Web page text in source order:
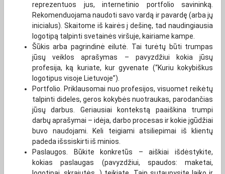
reprezentuos jus, internetinio portfolio savininką.
Rekomenduojama naudoti savo vardą ir pavardę (arba jų
inicialus). Skaitome iš kairės į dešinę, tad naudingiausia
logotipą talpinti svetainės viršuje, kairiame kampe.
Šūkis arba pagrindinė eilutė. Tai turėtų būti trumpas
jūsų veiklos aprašymas – pavyzdžiui kokia jūsų
profesija, ką kuriate, kur gyvenate (“Kuriu kokybiškus
logotipus visoje Lietuvoje”).
Portfolio. Priklausomai nuo profesijos, visuomet reikėtų
talpinti dideles, geros kokybės nuotraukas, parodančias
jūsų darbus. Geriausiai kontekstą paaiškina trumpi
darbų aprašymai – idėja, darbo procesas ir kokie įgūdžiai
buvo naudojami. Keli teigiami atsiliepimai iš klientų
padeda išssiskirti iš minios.
Paslaugos. Būkite konkretūs – aiškiai išdėstykite,
kokias paslaugas (pavyzdžiui, spaudos: maketai,